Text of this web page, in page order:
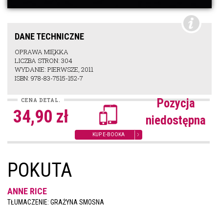
DANE TECHNICZNE
OPRAWA MIĘKKA
LICZBA STRON: 304
WYDANIE: PIERWSZE, 2011
ISBN: 978-83-7515-152-7
CENA DETAL.
34,90 zł
KUP E-BOOKA
Pozycja
niedostępna
POKUTA
ANNE RICE
TŁUMACZENIE: GRAŻYNA SMOSNA